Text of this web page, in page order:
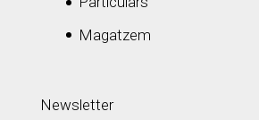
Magatzem
Newsletter